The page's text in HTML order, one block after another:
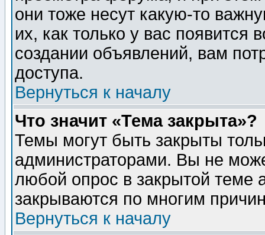
они тоже несут какую-то
их, как только у вас появится
создании объявлений, вам
доступа.
Вернуться к началу
Что значит «Тема закрыта»?
Темы могут быть закрыты
администраторами. Вы не
любой опрос в закрытой теме
закрываются по многим
Вернуться к началу